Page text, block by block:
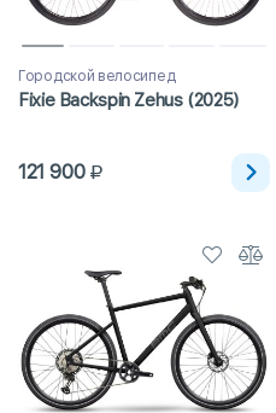
Городской велосипед
Fixie Backspin Zehus (2025)
121 900